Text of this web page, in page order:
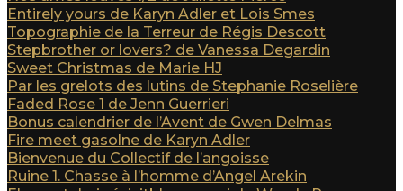
Entirely yours de Karyn Adler et Lois Smes
Topographie de la Terreur de Régis Descott
Stepbrother or lovers? de Vanessa Degardin
Sweet Christmas de Marie HJ
Par les grelots des lutins de Stephanie Roselière
Faded Rose 1 de Jenn Guerrieri
Bonus calendrier de l’Avent de Gwen Delmas
Fire meet gasolne de Karyn Adler
Bienvenue du Collectif de l’angoisse
Ruine 1. Chasse à l’homme d’Angel Arekin